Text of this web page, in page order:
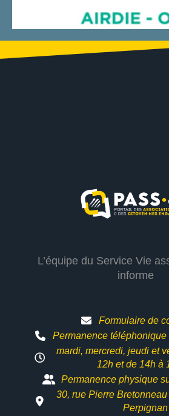
L’équipe du Service Vie
informe
Formulaire de
Permanence téléphonique
mardi, mercredi, jeudi et
12h etde 14h à
Permanence physique
30, rue Pierre
Perpignan